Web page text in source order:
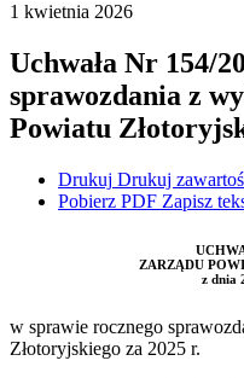
1 kwietnia 2026
Uchwała Nr 154/
sprawozdania z
Powiatu
Drukuj Drukuj
Pobierz PDF Zapisz
ZARZĄDU
z dnia
w sprawie rocznego
Złotoryjskiego za 2025 r.